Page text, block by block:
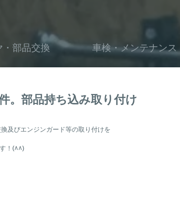
部品交換 車検・メンテナンス
。部品持ち込み取り付け
及びエンジンガード等の取り付けを
！(^^)